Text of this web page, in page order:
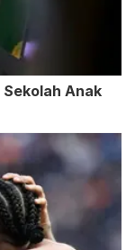
Sekolah Anak